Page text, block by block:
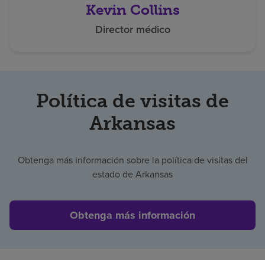
Kevin Collins
Director médico
Política de visitas de
Arkansas
Obtenga más información sobre la política de visitas del
estado de Arkansas
Obtenga más información